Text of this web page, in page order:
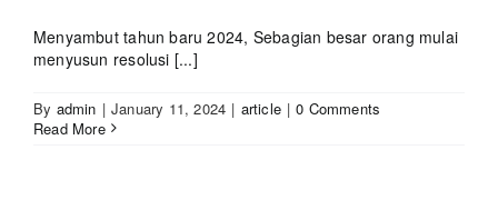
Menyambut tahun baru 2024, Sebagian besar orang mulai
menyusun resolusi [...]
By admin | January 11, 2024 | article | 0 Comments
Read More